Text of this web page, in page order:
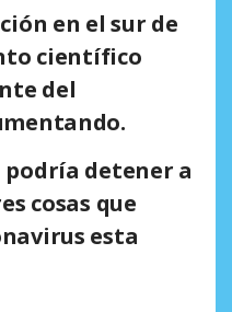
en el sur de
científico
del
podría detener a
cosas que
esta